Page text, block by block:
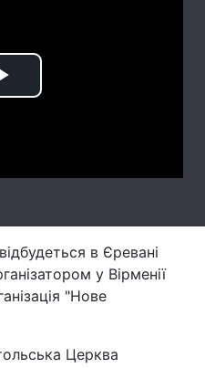
Статті
Думки
Play
в Єревані
у Вірменії
"Нове
Церква